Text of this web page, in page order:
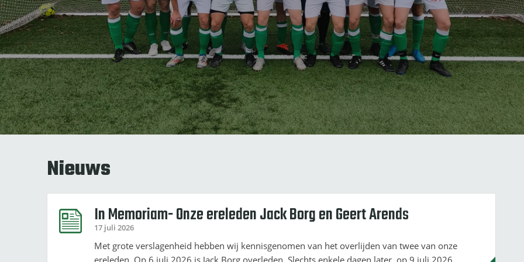
Nieuws
In Memoriam- Onze ereleden Jack Borg en Geert Arends
17 juli 2026
Met grote verslagenheid hebben wij kennisgenomen van het overlijden van twee van onze
ereleden. Op 6 juli 2026 is Jack Borg overleden. Slechts enkele dagen later, op 9 juli 2026,